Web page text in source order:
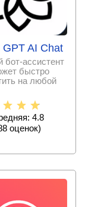
GPT AI Chat
бот-ассистент
быстро
на любой
4.8
оценок)